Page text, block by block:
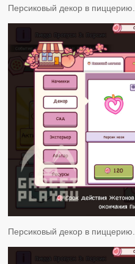
Персиковый декор в пиццерию.
Персиковый декор в пиццерию.